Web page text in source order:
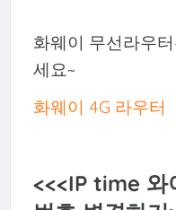
화웨이 무선라우
세요~
화웨이 4G 라우터
<<<IP time 와